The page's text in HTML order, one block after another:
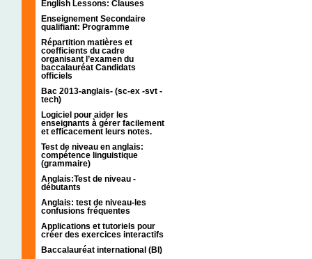
English Lessons: Clauses
Enseignement Secondaire
qualifiant: Programme
Répartition matières et
coefficients du cadre
organisant l’examen du
baccalauréat Candidats
officiels
Bac 2013-anglais- (sc-ex -svt -
tech)
Logiciel pour aider les
enseignants à gérer facilement
et efficacement leurs notes.
Test de niveau en anglais:
compétence linguistique
(grammaire)
Anglais:Test de niveau -
débutants
Anglais: test de niveau-les
confusions fréquentes
Applications et tutoriels pour
créer des exercices interactifs
Baccalauréat international (BI)